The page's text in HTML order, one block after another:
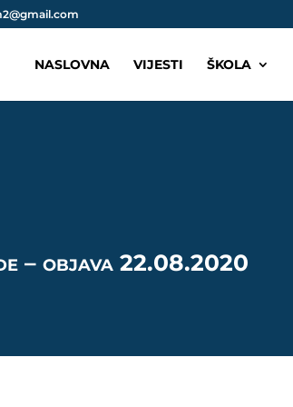
NASLOVNA VIJESTI ŠKOLA
– objava 22.08.2020